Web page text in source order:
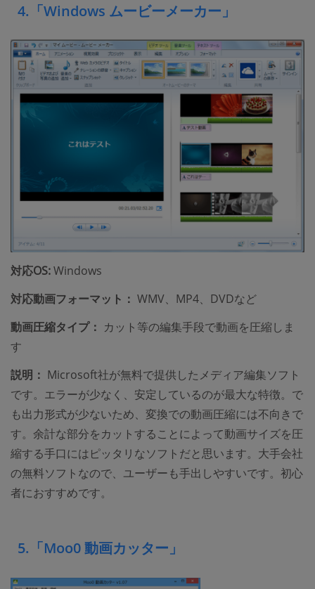
4.「Windows ムービーメーカー」
対応OS:Windows
対応動画フォーマット： WMV、MP4、DVDなど
動画圧縮タイプ： カット等の編集手段で動画を圧縮しま
す
説明： Microsoft社が無料で提供したメディア編集ソフト
です。エラーが少なく、安定しているのが最大な特徴。で
も出力形式が少ないため、変換での動画圧縮には不向きで
す。余計な部分をカットすることによって動画サイズを圧
縮する手口にはピッタリなソフトだと思います。大手会社
の無料ソフトなので、ユーザーも手出しやすいです。初心
者におすすめです。
5.「Moo0 動画カッター」